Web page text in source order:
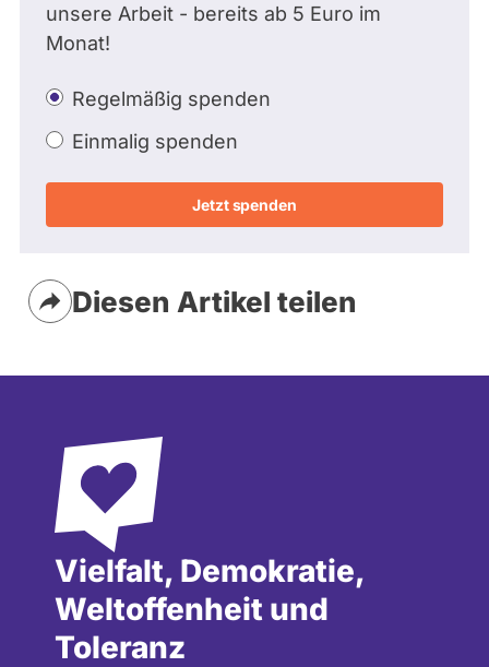
unsere Arbeit - bereits ab 5 Euro im
Monat!
Regelmäßig spenden
Einmalig spenden
Diesen Artikel teilen
Vielfalt, Demokratie,
Weltoffenheit und
Toleranz